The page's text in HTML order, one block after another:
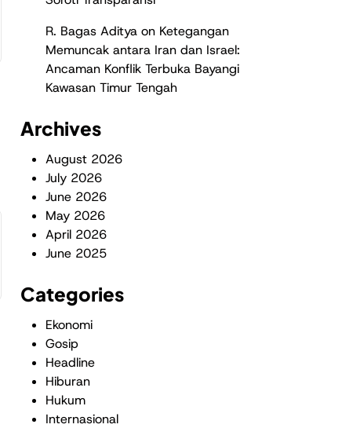
R. Bagas Aditya on Ketegangan
Memuncak antara Iran dan Israel:
Ancaman Konflik Terbuka Bayangi
Kawasan Timur Tengah
Archives
August 2026
July 2026
June 2026
May 2026
April 2026
June 2025
Categories
Ekonomi
Gosip
Headline
Hiburan
Hukum
Internasional